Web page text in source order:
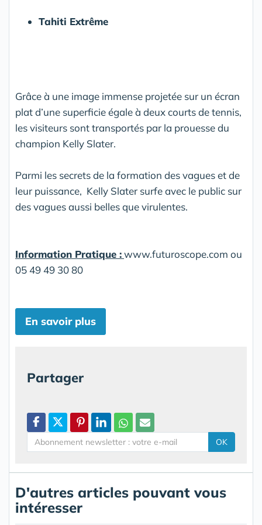
Tahiti Extrême
Grâce à une image immense projetée sur un écran
plat d’une superficie égale à deux courts de tennis,
les visiteurs sont transportés par la prouesse du
champion Kelly Slater.
Parmi les secrets de la formation des vagues et de
leur puissance, Kelly Slater surfe avec le public sur
des vagues aussi belles que virulentes.
Information Pratique :www.futuroscope.com ou
05 49 49 30 80
En savoir plus
Partager
OK
D'autres articles pouvant vous
intéresser